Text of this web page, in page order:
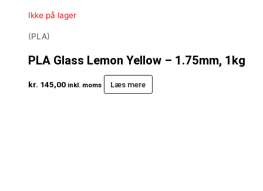
Ikke på lager
(PLA)
PLA Glass Lemon Yellow – 1.75mm, 1kg
kr. 145,00 inkl. moms Læs mere